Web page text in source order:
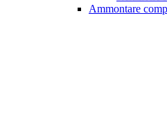
Ammontare